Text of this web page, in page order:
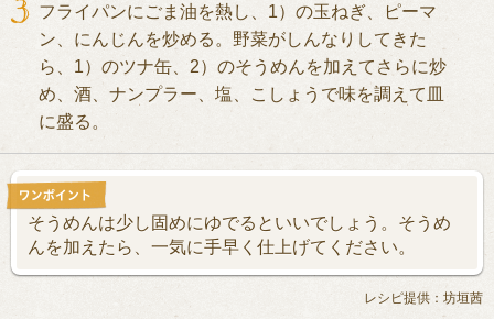
フライパンにごま油を熱し、1）の玉ねぎ、ピーマ
ン、にんじんを炒める。野菜がしんなりしてきた
ら、1）のツナ缶、2）のそうめんを加えてさらに炒
め、酒、ナンプラー、塩、こしょうで味を調えて皿
に盛る。
そうめんは少し固めにゆでるといいでしょう。そうめ
んを加えたら、一気に手早く仕上げてください。
レシピ提供：坊垣茜